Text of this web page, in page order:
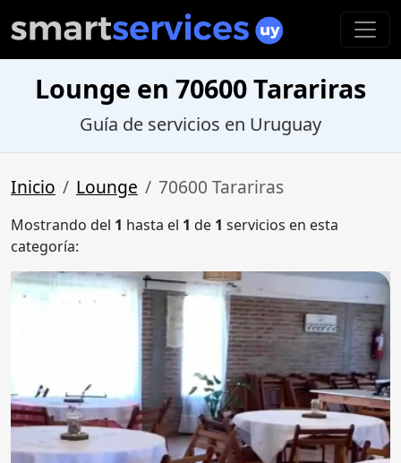
Lounge en 70600 Tarariras
Guía de servicios en Uruguay
Inicio Lounge 70600 Tarariras
Mostrando del 1 hasta el 1 de 1 servicios en esta
categoría: